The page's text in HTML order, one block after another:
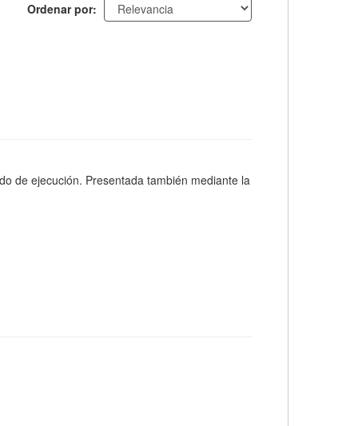
Ordenar por
de ejecución. Presentada también mediante la